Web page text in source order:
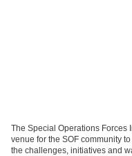
The Special Operations Forces
venue for the SOF community
the challenges, initiatives and